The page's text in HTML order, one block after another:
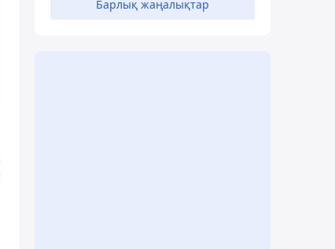
Барлық жаңалықтар